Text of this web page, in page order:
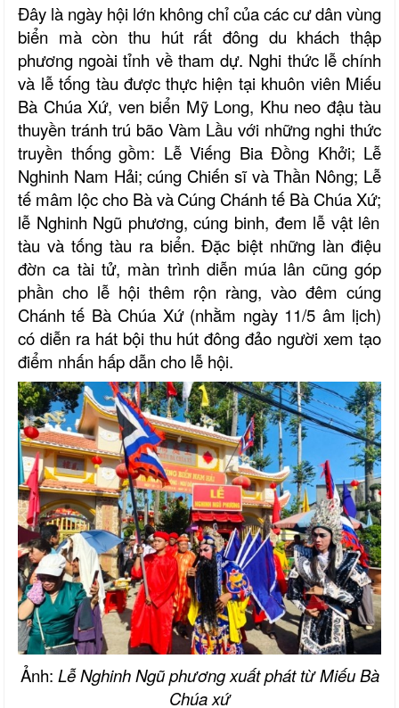
Đây là ngày hội lớn không chỉ của các cư dân vùng
biển mà còn thu hút rất đông du khách thập
phương ngoài tỉnh về tham dự. Nghi thức lễ chính
và lễ tống tàu được thực hiện tại khuôn viên Miếu
Bà Chúa Xứ, ven biển Mỹ Long, Khu neo đậu tàu
thuyền tránh trú bão Vàm Lầu với những nghi thức
truyền thống gồm: Lễ Viếng Bia Đồng Khởi; Lễ
Nghinh Nam Hải;cúng Chiến sĩ vàThần Nông; Lễ
tế mâm lộc cho BàvàCúng Chánh tế Bà Chúa Xứ;
lễ Nghinh Ngũ phương, cúng binh, đem lễ vật lên
tàu và tống tàu ra biển. Đặc biệt những làn điệu
đờn ca tài tử, màn trình diễn múa lân cũng góp
phần cho lễ hội thêm rộn ràng, vào đêm cúng
Chánh tế Bà Chúa Xứ (nhằm ngày 11/5 âm lịch)
có diễn ra hát bội thu hút đông đảo người xem tạo
điểm nhấn hấp dẫn cho lễ hội.
Ảnh: Lễ Nghinh Ngũphương xuất phát từ Miếu Bà
Chúa xứ